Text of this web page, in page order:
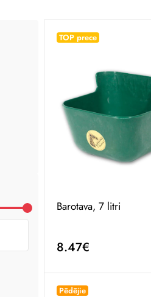
TOP prece
Barotava, 7 litri
8.47€
Pēdējie